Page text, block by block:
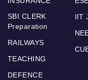
SBI CLERK
Preparation
RAILWAYS
TEACHING
DEFENCE
IIT